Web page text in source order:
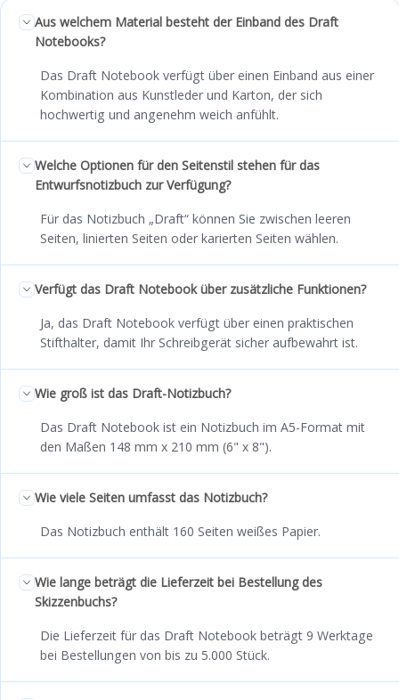
Aus welchem Material besteht der Einband des Draft
Notebooks?
Das Draft Notebook verfügt über einen Einband aus einer
Kombination aus Kunstleder und Karton, der sich
hochwertig und angenehm weich anfühlt.
Welche Optionen für den Seitenstil stehen für das
Entwurfsnotizbuch zur Verfügung?
Für das Notizbuch „Draft“ können Sie zwischen leeren
Seiten, linierten Seiten oder karierten Seiten wählen.
Verfügt das Draft Notebook über zusätzliche Funktionen?
Ja, das Draft Notebook verfügt über einen praktischen
Stifthalter, damit Ihr Schreibgerät sicher aufbewahrt ist.
Wie groß ist das Draft-Notizbuch?
Das Draft Notebook ist ein Notizbuch im A5-Format mit
den Maßen 148 mm x 210 mm (6" x 8").
Wie viele Seiten umfasst das Notizbuch?
Das Notizbuch enthält 160 Seiten weißes Papier.
Wie lange beträgt die Lieferzeit bei Bestellung des
Skizzenbuchs?
Die Lieferzeit für das Draft Notebook beträgt 9 Werktage
bei Bestellungen von bis zu 5.000 Stück.